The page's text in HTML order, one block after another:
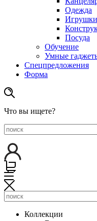
Одежда
Игрушки
Посуда
Обучение
Умные
Спецпредложения
Форма
Что вы ищете?
Коллекции